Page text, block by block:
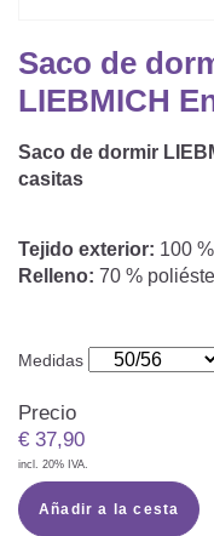
Funda De
Somier
Saco De
Saco
Mantita
COJÍN DE
TEXTILES
Sábanas
SOPORTE
Cuna Nido
CHEQUE
LOTES DE
Saco de
LIEBMICH
Saco de dormir
casitas
Tejido exterior: 100
Relleno: 70 %
Medidas
Precio
€ 37,90
incl. 20% IVA.
Añadir a la cesta